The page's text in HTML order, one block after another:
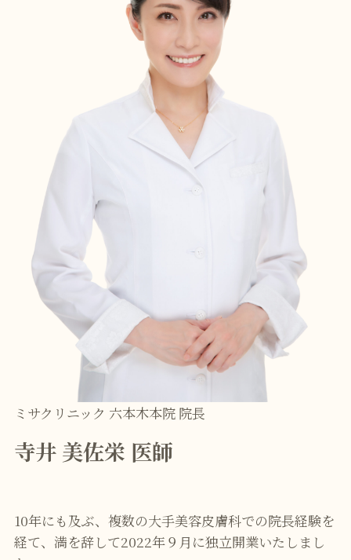
ミサクリニック 六本木本院 院長
寺井 美佐栄 医師
10年にも及ぶ、複数の大手美容皮膚科での院長経験を
経て、満を辞して2022年９月に独立開業いたしまし